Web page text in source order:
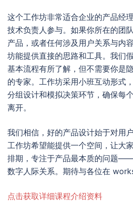
这个工作坊非常适合企业的产品经
技术负责人参与。如果你所在的团
产品，或者任何涉及用户关系与内
坊能提供直接的思路和工具。我们
基本流程有所了解，但不需要你是
的专家。工作坊采用小班互动形式
分组设计和模拟决策环节，确保每
离开。
我们相信，好的产品设计始于对用
工作坊希望能提供一个空间，让大
排期，专注于产品最本质的问题
数字人际关系。期待与各位在
点击获取详细课程介绍资料